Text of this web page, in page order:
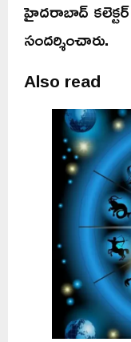
హైదరాబాద్ కలెక్టర్
సందర్శించారు.
Also read